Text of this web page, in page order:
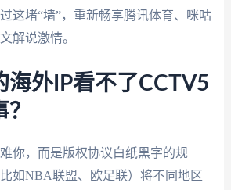
这堵“墙”，重新畅享腾讯体育、咪咕
解说激情。
海外IP看不了CCTV5
你，而是版权协议白纸黑字的规
如NBA联盟、欧足联）将不同地区